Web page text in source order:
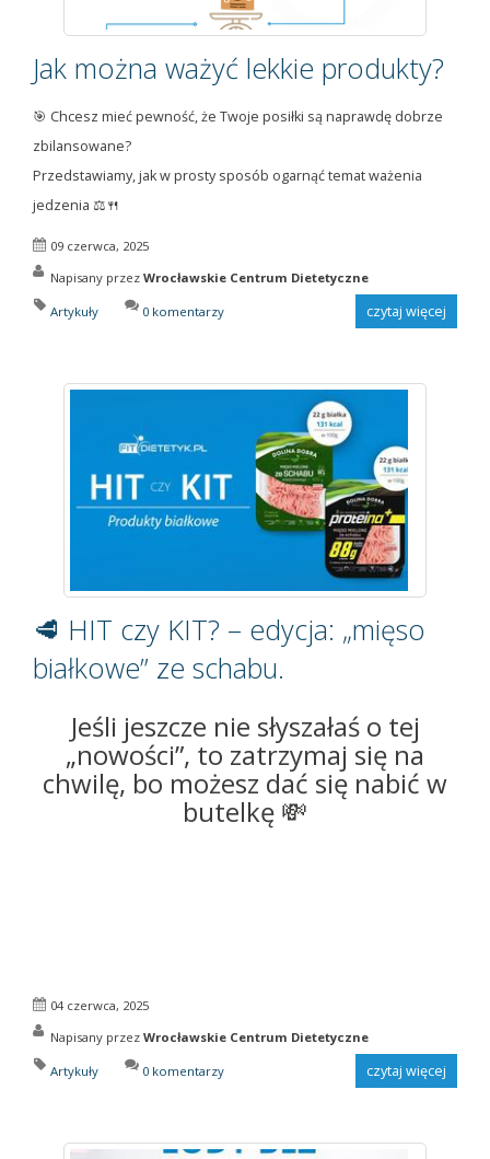
Jak można ważyć lekkie produkty?
🎯 Chcesz mieć pewność, że Twoje posiłki są naprawdę dobrze
zbilansowane?
Przedstawiamy, jak w prosty sposób ogarnąć temat ważenia
jedzenia ⚖️🍴
09 czerwca, 2025
Napisany przez Wrocławskie Centrum Dietetyczne
Artykuły 0 komentarzy czytaj więcej
🥩 HIT czy KIT? – edycja: „mięso
białkowe” ze schabu.
Jeśli jeszcze nie słyszałaś o tej
„nowości”, to zatrzymaj się na
chwilę, bo możesz dać się nabić w
butelkę 💸
04 czerwca, 2025
Napisany przez Wrocławskie Centrum Dietetyczne
Artykuły 0 komentarzy czytaj więcej